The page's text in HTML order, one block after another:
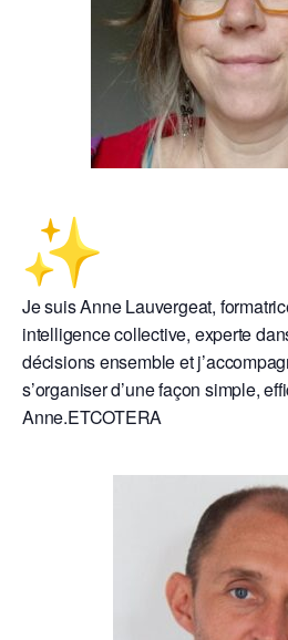
Je suisAnneLauvergeat,
intelligence collective, experte
décisions ensemble et
s’organiser d’une façon simple,
Anne.ETCOTERA